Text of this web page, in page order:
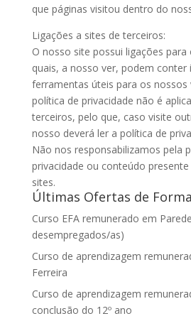
que páginas visitou dentro do
Ligações a sites de terceiros:
O nosso site possui ligações
quais, a nosso ver, podem
ferramentas úteis para os nossos
política de privacidade não é
terceiros, pelo que, caso visite
nosso deverá ler a política de
Não nos responsabilizamos pela
privacidade ou conteúdo
sites.
Últimas Ofertas de
Curso EFA remunerado em
desempregados/as)
Curso de aprendizagem
Ferreira
Curso de aprendizagem
conclusão do 12º ano